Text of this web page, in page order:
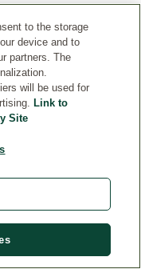
to the storage
device and to
partners. The
will be used for
Link to
Site